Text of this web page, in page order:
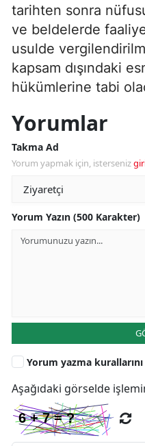
tarihten sonra
ve beldelerde
usulde
kapsam dışındaki
hükümlerine tabi
Yorumlar
Takma Ad
Yorum yapmak için, isterseniz
Yorum Yazın (500 Karakter)
Yorum yazma kurallarını
Aşağıdaki görselde